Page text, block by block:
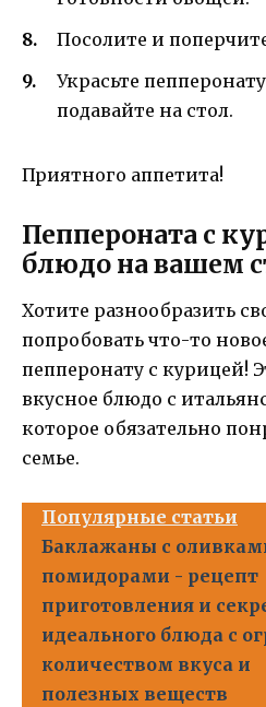
Посолите и
Украсьте
подавайте на стол.
Приятного аппетита!
Пеппероната с
блюдо на вашем
Хотите разнообразить
попробовать что-то
пепперонату с курицей!
вкусное блюдо с
которое обязательно
семье.
Популярные статьи
Баклажаны с
помидорами - рецепт
приготовления и
идеального блюда с
количеством вкуса и
полезных веществ